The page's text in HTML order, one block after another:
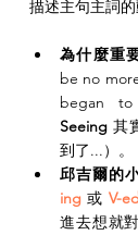
描述主句主詞的
為什麼重
be no
Seeing 其
到了...）。
邱吉爾的
ing 或 V-ed
進去想就